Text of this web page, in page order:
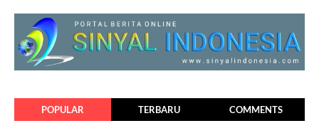
POPULAR TERBARU COMMENTS